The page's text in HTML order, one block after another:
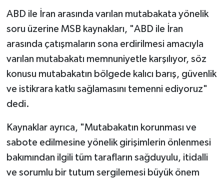
ABD ile İran arasında varılan mutabakata yönelik
soru üzerine MSB kaynakları, "ABD ile İran
arasında çatışmaların sona erdirilmesi amacıyla
varılan mutabakatı memnuniyetle karşılıyor, söz
konusu mutabakatın bölgede kalıcı barış, güvenlik
ve istikrara katkı sağlamasını temenni ediyoruz"
dedi.
Kaynaklar ayrıca, "Mutabakatın korunması ve
sabote edilmesine yönelik girişimlerin önlenmesi
bakımından ilgili tüm tarafların sağduyulu, itidalli
ve sorumlu bir tutum sergilemesi büyük önem